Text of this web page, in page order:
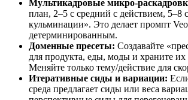
Мультикадровые микро-
план, 2–5 с средний с действием, 5–8
кульминации». Это делает промпт
детерминированным.
Доменные пресеты: Создавайте
для продукта, еды, моды и храните их
Меняйте только тему/действие для
Итеративные сиды и вариации:
среда предлагает сиды или веса